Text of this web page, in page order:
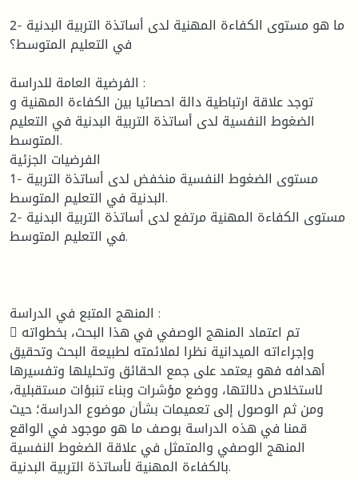
2- ما هو مستوى الكفاءة المهنية لدى أساتذة التربية البدنية
في التعليم المتوسط؟
الفرضية العامة للدراسة :
توجد علاقة ارتباطية دالة احصائيا بين الكفاءة المهنية و
الضغوط النفسية لدى أساتذة التربية البدنية في التعليم
المتوسط.
الفرضيات الجزئية
1- مستوى الضغوط النفسية منخفض لدى أساتذة التربية
البدنية في التعليم المتوسط.
2- مستوى الكفاءة المهنية مرتفع لدى أساتذة التربية البدنية
في التعليم المتوسط.
المنهج المتبع في الدراسة :
 تم اعتماد المنهج الوصفي في هذا البحث، بخطواته
وإجراءاته الميدانية نظرا لملائمته لطبيعة البحث وتحقيق
أهدافه فهو يعتمد على جمع الحقائق وتحليلها وتفسيرها
لاستخلاص دلالتها، ووضع مؤشرات وبناء تنبؤات مستقبلية،
ومن ثم الوصول إلى تعميمات بشأن موضوع الدراسة؛ حيث
قمنا في هذه الدراسة بوصف ما هو موجود في الواقع
المنهج الوصفي والمتمثل في علاقة الضغوط النفسية
بالكفاءة المهنية لأساتذة التربية البدنية.